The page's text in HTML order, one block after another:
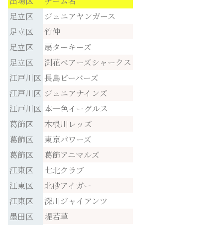
足立区
ジュニアヤンガース
足立区
竹仲
足立区
扇ターキーズ
足立区
渕花ベアーズシャークス
江戸川区 長島ビーバーズ
江戸川区 ジュニアナインズ
江戸川区 本一色イーグルス
葛飾区
木根川レッズ
葛飾区
東京パワーズ
葛飾区
葛飾アニマルズ
江東区
七北クラブ
江東区
北砂アイガー
江東区
深川ジャイアンツ
墨田区
堤若草